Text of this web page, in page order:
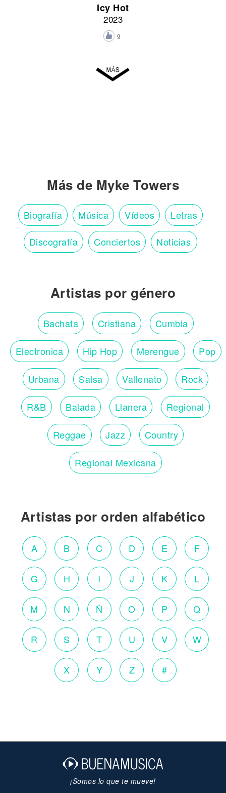
Icy Hot
2023
9
Más de Myke Towers
Biografía Música Vídeos Letras
Discografía Conciertos Noticias
Artistas por género
Bachata Cristiana Cumbia
Electronica Hip Hop Merengue Pop
Urbana Salsa Vallenato Rock
R&B Balada Llanera Regional
Reggae Jazz Country
Regional Mexicana
Artistas por orden alfabético
A B C D E F
G H I J K L
M N Ñ O P Q
R S T U V W
X Y Z #
¡Somos lo que te mueve!